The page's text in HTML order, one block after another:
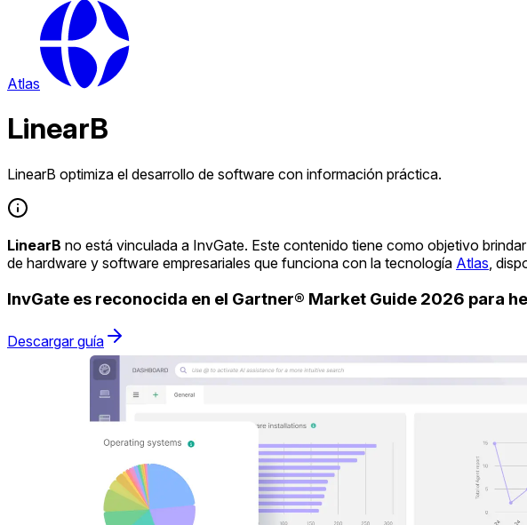
Atlas
LinearB
LinearB optimiza el desarrollo de software con información práctica.
LinearB no está vinculada a InvGate. Este contenido tiene como objetivo
de hardware y software empresariales que funciona con la tecnología Atlas ,
InvGate es reconocida en el Gartner® Market Guide 2026 para
Descargar guía